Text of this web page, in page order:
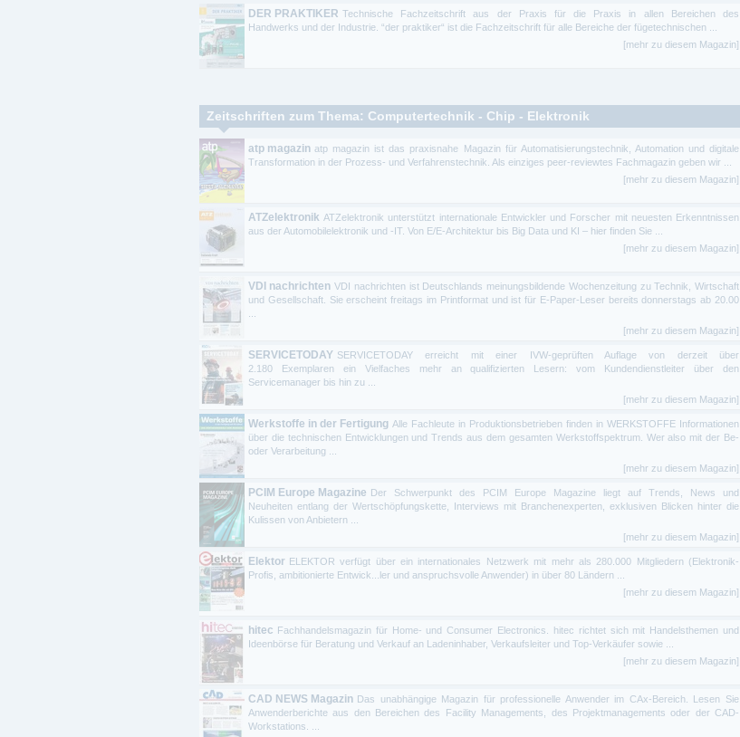
DER PRAKTIKER Technische Fachzeitschrift aus der Praxis für die Praxis in allen Bereichen des
Handwerks und der Industrie. “der praktiker“ ist die Fachzeitschrift für alle Bereiche der fügetechnischen ...
[mehr zu diesem Magazin]
Zeitschriften zum Thema: Computertechnik - Chip - Elektronik
atp magazin atp magazin ist das praxisnahe Magazin für Automatisierungstechnik, Automation und digitale
Transformation in der Prozess- und Verfahrenstechnik. Als einziges peer-reviewtes Fachmagazin geben wir ...
[mehr zu diesem Magazin]
ATZelektronik ATZelektronik unterstützt internationale Entwickler und Forscher mit neuesten Erkenntnissen
aus der Automobilelektronik und -IT. Von E/E-Architektur bis Big Data und KI – hier finden Sie ...
[mehr zu diesem Magazin]
VDI nachrichten VDI nachrichten ist Deutschlands meinungsbildende Wochenzeitung zu Technik, Wirtschaft
und Gesellschaft. Sie erscheint freitags im Printformat und ist für E-Paper-Leser bereits donnerstags ab 20.00
[mehr zu diesem Magazin]
SERVICETODAY SERVICETODAY erreicht mit einer IVW-geprüften Auflage von derzeit über
2.180 Exemplaren ein Vielfaches mehr an qualifizierten Lesern: vom Kundendienstleiter über den
Servicemanager bis hin zu ...
[mehr zu diesem Magazin]
Werkstoffe in der Fertigung Alle Fachleute in Produktionsbetrieben finden in WERKSTOFFE Informationen
über die technischen Entwicklungen und Trends aus dem gesamten Werkstoffspektrum. Wer also mit der Be-
oder Verarbeitung ...
[mehr zu diesem Magazin]
PCIM Europe Magazine Der Schwerpunkt des PCIM Europe Magazine liegt auf Trends, News und
Neuheiten entlang der Wertschöpfungskette, Interviews mit Branchenexperten, exklusiven Blicken hinter die
Kulissen von Anbietern ...
[mehr zu diesem Magazin]
Elektor ELEKTOR verfügt über ein internationales Netzwerk mit mehr als 280.000 Mitgliedern (Elektronik-
Profis, ambitionierte Entwick...ler und anspruchsvolle Anwender) in über 80 Ländern ...
[mehr zu diesem Magazin]
hitec Fachhandelsmagazin für Home- und Consumer Electronics. hitec richtet sich mit Handelsthemen und
Ideenbörse für Beratung und Verkauf an Ladeninhaber, Verkaufsleiter und Top-Verkäufer sowie ...
[mehr zu diesem Magazin]
CAD NEWS Magazin Das unabhängige Magazin für professionelle Anwender im CAx-Bereich. Lesen Sie
Anwenderberichte aus den Bereichen des Facility Managements, des Projektmanagements oder der CAD-
Workstations. ...